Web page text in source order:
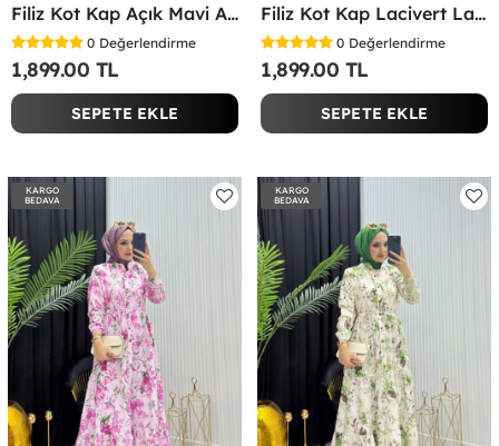
Filiz Kot Kap Açık Mavi Açık Mavi
0 Değerlendirme
1,899.00 TL
SEPETE EKLE
Filiz Kot Kap Lacivert Lacivert
0 Değerlendirme
1,899.00 TL
SEPETE EKLE
KARGO
BEDAVA
KARGO
BEDAVA